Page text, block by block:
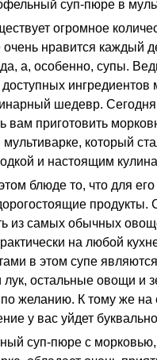
огромное
нравится каждый
а, особенно, супы.
ингредиентов
шедевр. Сегодня
вам приготовить
который
и настоящим
блюде то, что для
продукты.
из самых обычных
на любой
в этом супе
лук, остальные овощи и
желанию. К тому же на
у вас уйдет
суп-пюре с